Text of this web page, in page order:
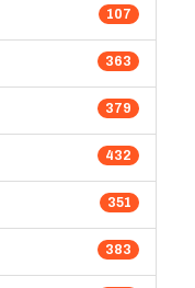
107
363
379
432
351
383